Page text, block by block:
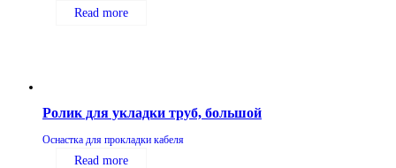
Read more
Ролик для укладки труб, большой
Оснастка для прокладки кабеля
Read more